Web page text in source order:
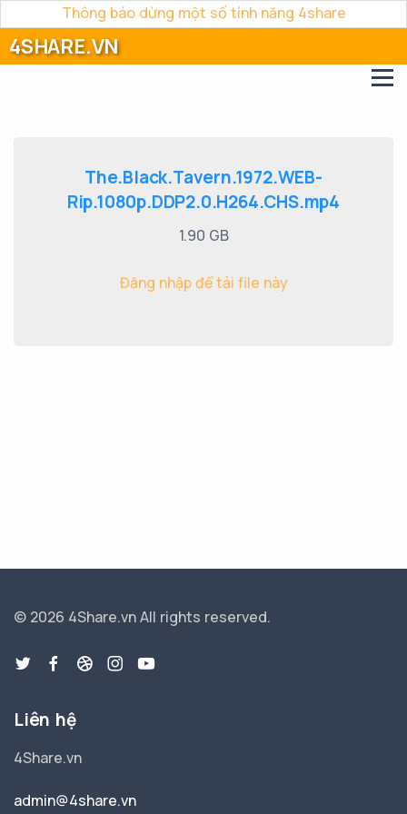
Thông báo dừng một số tính năng 4share
4SHARE.VN
The.Black.Tavern.1972.WEB-
Rip.1080p.DDP2.0.H264.CHS.mp4
1.90 GB
Đăng nhập để tải file này
© 2026 4Share.vnAll rights reserved.
Liên hệ
4Share.vn
admin@4share.vn